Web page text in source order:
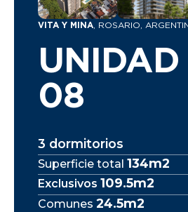
VITA Y MINA , ROSARIO,
08
3 dormitorios
Superficie total 134m2
Exclusivos 109.5m2
Comunes 24.5m2